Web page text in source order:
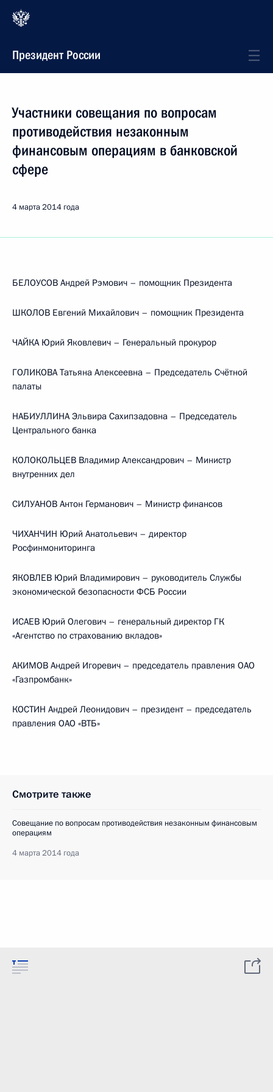
Президент России
Участники совещания по вопросам
противодействия незаконным
финансовым операциям в банковской
сфере
4 марта 2014 года
БЕЛОУСОВ Андрей Рэмович – помощник Президента
ШКОЛОВ Евгений Михайлович – помощник Президента
ЧАЙКА Юрий Яковлевич – Генеральный прокурор
ГОЛИКОВА Татьяна Алексеевна – Председатель Счётной
палаты
НАБИУЛЛИНА Эльвира Сахипзадовна – Председатель
Центрального банка
КОЛОКОЛЬЦЕВ Владимир Александрович – Министр
внутренних дел
СИЛУАНОВ Антон Германович – Министр финансов
ЧИХАНЧИН Юрий Анатольевич – директор
Росфинмониторинга
ЯКОВЛЕВ Юрий Владимирович – руководитель Службы
экономической безопасности ФСБ России
ИСАЕВ Юрий Олегович – генеральный директор ГК
«Агентство по страхованию вкладов»
АКИМОВ Андрей Игоревич – председатель правления ОАО
«Газпромбанк»
КОСТИН Андрей Леонидович – президент – председатель
правления ОАО «ВТБ»
Смотрите также
Совещание по вопросам противодействия незаконным финансовым
операциям
4 марта 2014 года